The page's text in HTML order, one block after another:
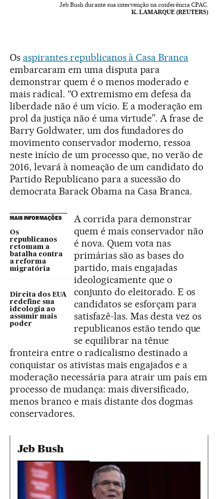
Jeb Bush durante sua intervenção na conferência CPAC.
K. LAMARQUE (REUTERS)
Os aspirantes republicanos à Casa Branca
embarcaram em uma disputa para
demonstrar quem é o menos moderado e
mais radical. “O extremismo em defesa da
liberdade não é um vício. E a moderação em
prol da justiça não é uma virtude”. A frase de
Barry Goldwater, um dos fundadores do
movimento conservador moderno, ressoa
neste início de um processo que, no verão de
2016, levará à nomeação de um candidato do
Partido Republicano para a sucessão do
democrata Barack Obama na Casa Branca.
MAIS INFORMAÇÕES
Os
republicanos
retomam a
batalha contra
a reforma
migratória
Direita dos EUA
redefine sua
ideologia ao
assumir mais
poder
A corrida para demonstrar
quem é mais conservador não
é nova. Quem vota nas
primárias são as bases do
partido, mais engajadas
ideologicamente que o
conjunto do eleitorado. E os
candidatos se esforçam para
satisfazê-las. Mas desta vez os
republicanos estão tendo que
se equilibrar na tênue
fronteira entre o radicalismo destinado a
conquistar os ativistas mais engajados e a
moderação necessária para atrair um país em
processo de mudança: mais diversificado,
menos branco e mais distante dos dogmas
conservadores.
Jeb Bush